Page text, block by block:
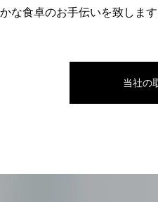
な食卓のお手伝いを致します
当社の